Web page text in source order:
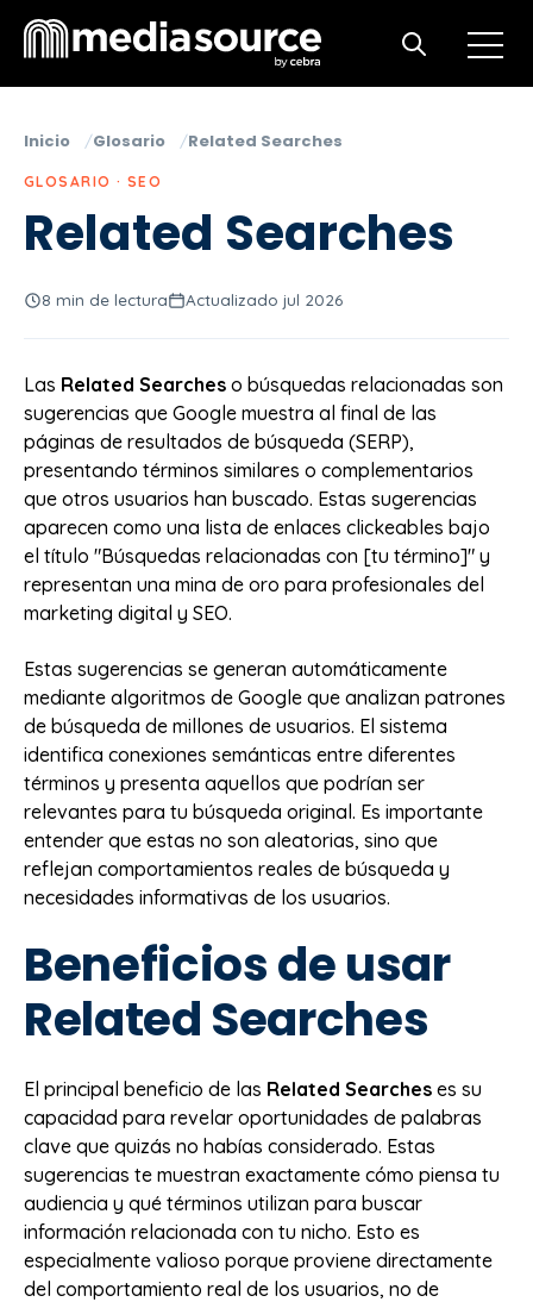
Open
Open search
Inicio Glosario Related Searches
GLOSARIO · SEO
Related Searches
8 min de lectura Actualizado jul 2026
Las Related Searches o búsquedas relacionadas son
sugerencias que Google muestra al final de las
páginas de resultados de búsqueda (SERP),
presentando términos similares o complementarios
que otros usuarios han buscado. Estas sugerencias
aparecen como una lista de enlaces clickeables bajo
el título "Búsquedas relacionadas con [tu término]" y
representan una mina de oro para profesionales del
marketing digital y SEO.
Estas sugerencias se generan automáticamente
mediante algoritmos de Google que analizan patrones
de búsqueda de millones de usuarios. El sistema
identifica conexiones semánticas entre diferentes
términos y presenta aquellos que podrían ser
relevantes para tu búsqueda original. Es importante
entender que estas no son aleatorias, sino que
reflejan comportamientos reales de búsqueda y
necesidades informativas de los usuarios.
Beneficios de usar
Related Searches
El principal beneficio de las Related Searches es su
capacidad para revelar oportunidades de palabras
clave que quizás no habías considerado. Estas
sugerencias te muestran exactamente cómo piensa tu
audiencia y qué términos utilizan para buscar
información relacionada con tu nicho. Esto es
especialmente valioso porque proviene directamente
del comportamiento real de los usuarios, no de